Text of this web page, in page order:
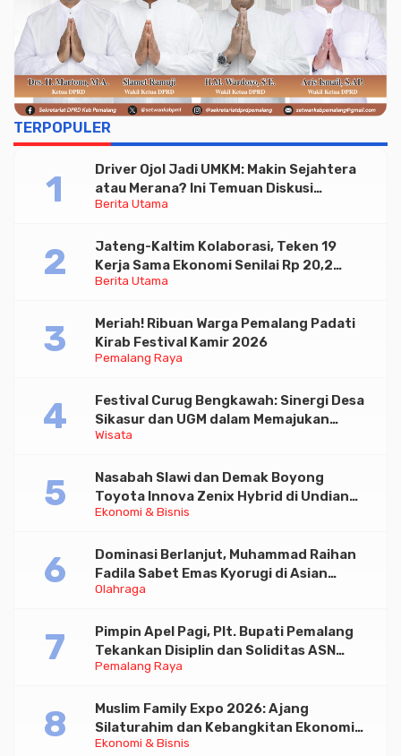
TERPOPULER
Berita Utama
Driver Ojol Jadi UMKM: Makin Sejahtera
atau Merana? Ini Temuan Diskusi
Paramadina
Berita Utama
Jateng-Kaltim Kolaborasi, Teken 19
Kerja Sama Ekonomi Senilai Rp 20,2
Triliun
Pemalang Raya
Meriah! Ribuan Warga Pemalang Padati
Kirab Festival Kamir 2026
Wisata
Festival Curug Bengkawah: Sinergi Desa
Sikasur dan UGM dalam Memajukan
Wisata serta UMKM Lokal
Ekonomi & Bisnis
Nasabah Slawi dan Demak Boyong
Toyota Innova Zenix Hybrid di Undian
Tabungan Bima Bank Jateng
Olahraga
Dominasi Berlanjut, Muhammad Raihan
Fadila Sabet Emas Kyorugi di Asian
Taekwondo Indonesia Open 2026
Pemalang Raya
Pimpin Apel Pagi, Plt. Bupati Pemalang
Tekankan Disiplin dan Soliditas ASN
untuk Pelayanan Publik
Ekonomi & Bisnis
Muslim Family Expo 2026: Ajang
Silaturahim dan Kebangkitan Ekonomi
Halal di Jakarta